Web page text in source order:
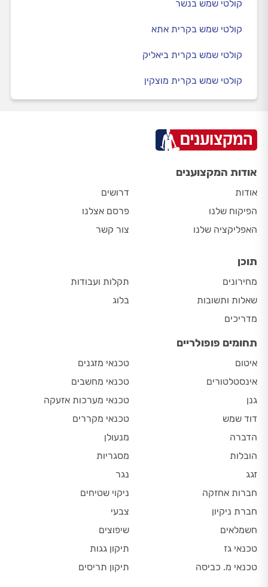
קולטי שמש בנשר
קולטי שמש בקרית אתא
קולטי שמש בקרית ביאליק
קולטי שמש בקרית מוצקין
אודות המקצוענים
אודות
הפיקוח שלנו
האפליקציה שלנו
דרושים
פרסם אצלנו
צור קשר
תוכן
מחירונים
שאלות ותשובות
מדריכים
תקלות ועבודות
בלוג
תחומים פופולריים
איטום
אינסטלטורים
גנן
דוד שמש
הדברה
הובלות
זגג
חברות אחזקה
חברת ניקיון
חשמלאים
טכנאי גז
טכנאי מ. כביסה
טכנאי מזגנים
טכנאי מחשבים
טכנאי מערכות אזעקה
טכנאי מקררים
מנעולן
מסגריות
נגר
ניקוי שטיחים
צבעי
שיפוצים
תיקון גגות
תיקון תריסים